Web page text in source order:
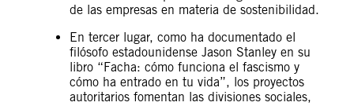
de las empresas en materia de sostenibilidad.
En tercer lugar, como ha documentado el
filósofo estadounidense Jason Stanley en su
libro “Facha: cómo funciona el fascismo y
cómo ha entrado en tu vida”, los proyectos
autoritarios fomentan las divisiones sociales,